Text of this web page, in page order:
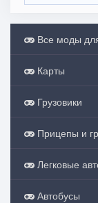
Все моды
Карты
Грузовики
Прицепы и
Легковые
Автобусы